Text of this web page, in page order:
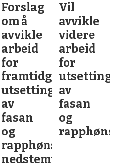
Forslag
om å
avvikle
arbeid
for
framtidge
utsettinger
av
fasan
og
rapphøns
nedstemt
Vil
avvikle
videre
arbeid
for
utsetting
av
fasan
og
rapphøns